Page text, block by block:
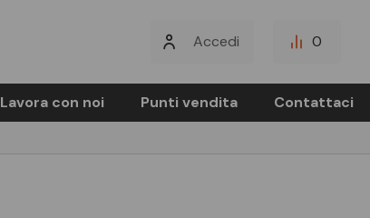
Accedi 0
Lavora con noi Punti vendita Contattaci